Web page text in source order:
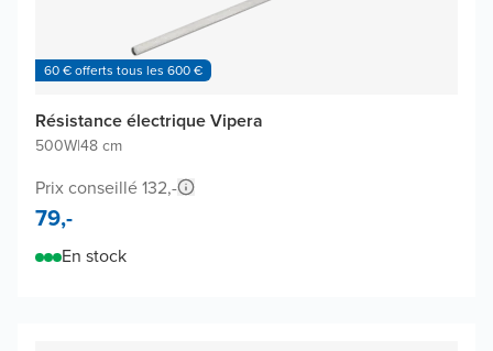
60 € offerts tous les 600 €
Résistance électrique Vipera
500W|48 cm
Prix conseillé 132,-
79,-
En stock